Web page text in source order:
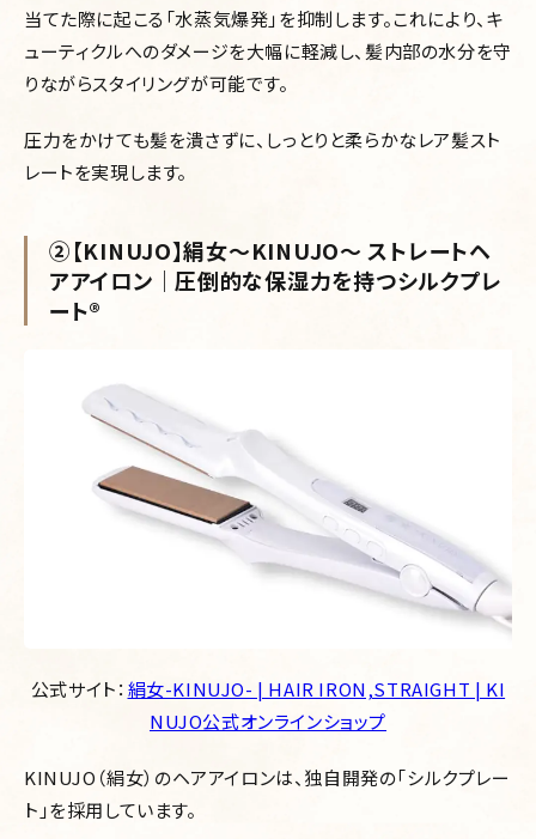
当てた際に起こる「水蒸気爆発」を抑制します。これにより、キ
ューティクルへのダメージを大幅に軽減し、髪内部の水分を守
りながらスタイリングが可能です。
圧力をかけても髪を潰さずに、しっとりと柔らかなレア髪スト
レートを実現します。
②【KINUJO】絹女〜KINUJO〜 ストレートヘ
アアイロン｜圧倒的な保湿力を持つシルクプレ
ート®︎
公式サイト： 絹女-KINUJO- | HAIR IRON,STRAIGHT | KI
NUJO公式オンラインショップ
KINUJO（絹女）のヘアアイロンは、独自開発の「シルクプレー
ト」を採用しています。